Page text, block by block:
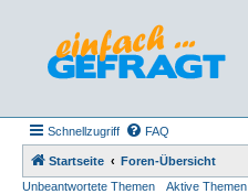
Schnellzugriff FAQ
Startseite
Foren-Übersicht
Unbeantwortete Themen
Aktive Themen